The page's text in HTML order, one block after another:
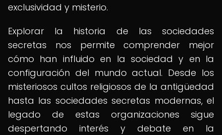
exclusividad y misterio.
Explorar la historia de las sociedades
secretas nos permite comprender mejor
cómo han influido en la sociedad y en la
configuración del mundo actual. Desde los
misteriosos cultos religiosos de la antigüedad
hasta las sociedades secretas modernas, el
legado de estas organizaciones sigue
despertando interés y debate en la